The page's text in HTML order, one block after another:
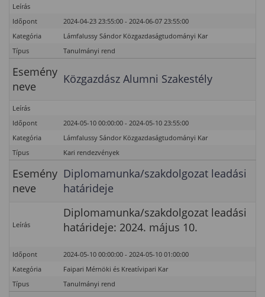
Leírás
Időpont
2024-04-23 23:55:00 - 2024-06-07 23:55:00
Kategória
Lámfalussy Sándor Közgazdaságtudományi Kar
Típus
Tanulmányi rend
Esemény
neve
Közgazdász Alumni Szakestély
Leírás
Időpont
2024-05-10 00:00:00 - 2024-05-10 23:55:00
Kategória
Lámfalussy Sándor Közgazdaságtudományi Kar
Típus
Kari rendezvények
Esemény
neve
Diplomamunka/szakdolgozat leadási
határideje
Leírás
Diplomamunka/szakdolgozat leadási
határideje: 2024. május 10.
Időpont
2024-05-10 00:00:00 - 2024-05-10 01:00:00
Kategória
Faipari Mérnöki és Kreatívipari Kar
Típus
Tanulmányi rend